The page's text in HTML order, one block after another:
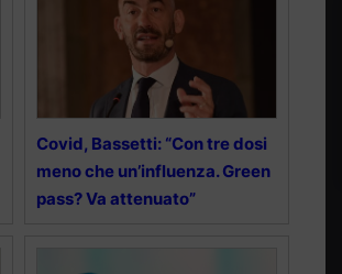
Covid, Bassetti: “Con tre dosi
meno che un’influenza. Green
pass? Va attenuato”